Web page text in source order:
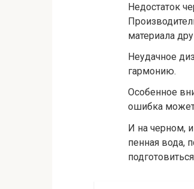
Недостаток
материала
Неудачное
гармонию.
Особенное
ошибка может
И на черном,
пенная вода,